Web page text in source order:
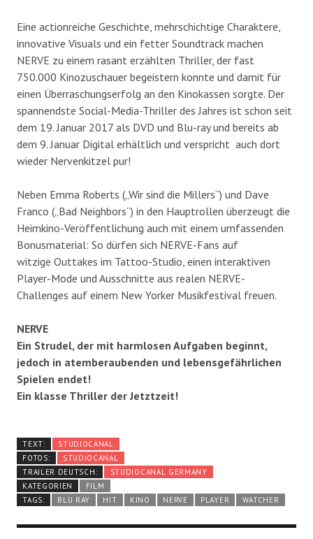
Eine actionreiche Geschichte, mehrschichtige Charaktere,
innovative Visuals und ein fetter Soundtrack machen
NERVE zu einem rasant erzählten Thriller, der fast
750.000 Kinozuschauer begeistern konnte und damit für
einen Überraschungserfolg an den Kinokassen sorgte. Der
spannendste Social-Media-Thriller des Jahres ist schon seit
dem 19. Januar 2017 als DVD und Blu-ray und bereits ab
dem 9. Januar Digital erhältlich und verspricht auch dort
wieder Nervenkitzel pur!
Neben Emma Roberts („Wir sind die Millers“) und Dave
Franco („Bad Neighbors“) in den Hauptrollen überzeugt die
Heimkino-Veröffentlichung auch mit einem umfassenden
Bonusmaterial: So dürfen sich NERVE-Fans auf
witzige Outtakes im Tattoo-Studio, einen interaktiven
Player-Mode und Ausschnitte aus realen NERVE-
Challenges auf einem New Yorker Musikfestival freuen.
NERVE
Ein Strudel, der mit harmlosen Aufgaben beginnt,
jedoch in atemberaubenden und lebensgefährlichen
Spielen endet!
Ein klasse Thriller der Jetztzeit!
TEXT:
STUDIOCANAL
FOTOS:
STUDIOCANAL
TRAILER DEUTSCH:
STUDIOCANAL GERMANY
KATEGORIEN
FILM
TAGS:
BLU RAY HIT KINO NERVE PLAYER WATCHER